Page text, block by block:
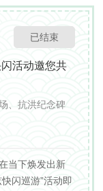
已结束
活动邀您共
、抗洪纪念碑
当下焕发出新
闪巡游”活动即